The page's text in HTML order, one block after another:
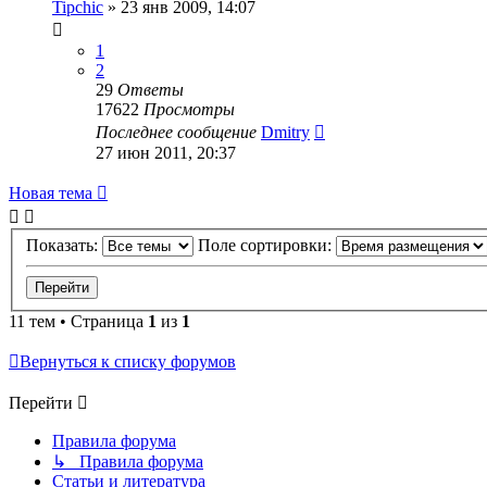
Tipchic » 23 янв 2009, 14:07
1
2
29 Ответы
17622 Просмотры
Последнее сообщение Dmitry
27 июн 2011, 20:37
Новая тема
Показать: Поле сортировки:
11 тем • Страница 1 из 1
Вернуться к списку форумов
Перейти
Правила форума
↳ Правила форума
Статьи и литература